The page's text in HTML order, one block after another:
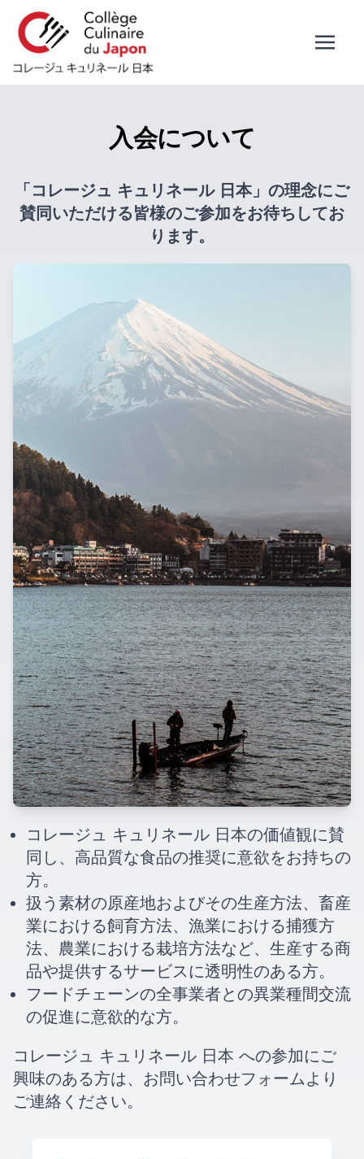
入会について
「コレージュ キュリネール 日本」の理念にご
賛同いただける皆様のご参加をお待ちしてお
ります。
コレージュ キュリネール 日本の価値観に賛
同し、高品質な食品の推奨に意欲をお持ちの
方。
扱う素材の原産地およびその生産方法、畜産
業における飼育方法、漁業における捕獲方
法、農業における栽培方法など、生産する商
品や提供するサービスに透明性のある方。
フードチェーンの全事業者との異業種間交流
の促進に意欲的な方。
コレージュ キュリネール 日本 への参加にご
興味のある方は、お問い合わせフォームより
ご連絡ください。